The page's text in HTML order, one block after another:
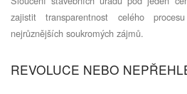
zajistit transparentnost celého
nejrůznějších soukromých zájmů.
REVOLUCE NEBO